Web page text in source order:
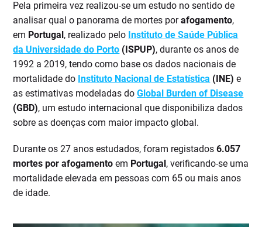
Pela primeira vez realizou-se um estudo no sentido de
analisar qual o panorama de mortes porafogamento,
em Portugal, realizado pelo Instituto de Saúde Pública
da Universidade do Porto (ISPUP), durante os anos de
1992 a 2019, tendo como base os dados nacionais de
mortalidade do Instituto Nacional de Estatística (INE) e
as estimativas modeladas doGlobal Burden of Disease
(GBD), um estudo internacional que disponibiliza dados
sobre as doenças com maior impacto global.
Durante os 27 anos estudados, foram registados6.057
mortes por afogamento em Portugal, verificando-se uma
mortalidade elevada em pessoas com 65 ou mais anos
de idade.